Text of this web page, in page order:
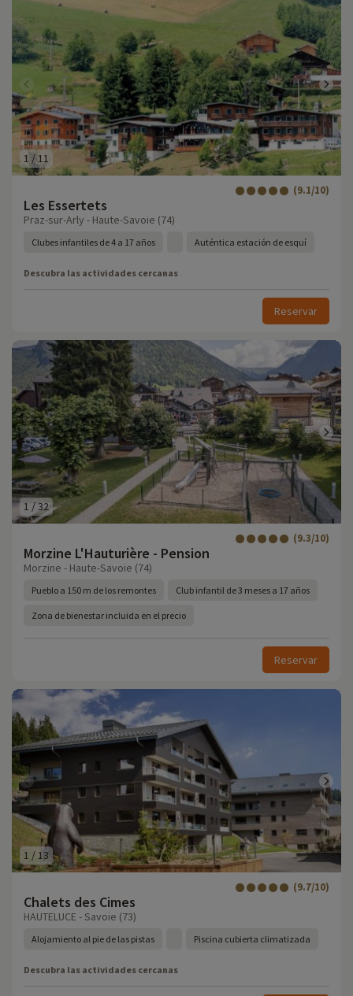
1/11
Les Essertets
(9.1/10)
Praz-sur-Arly - Haute-Savoie (74)
Clubes infantiles de 4 a 17 años Auténtica estación de esquí
Descubra las actividades cercanas
Reservar
1 /32
Morzine L'Hauturière - Pension
(9.3/10)
Morzine - Haute-Savoie (74)
Pueblo a 150 m de los remontes Club infantil de 3 meses a 17 años
Zona de bienestar incluida en el precio
Reservar
1 /13
Chalets des Cimes
(9.7/10)
HAUTELUCE - Savoie (73)
Alojamiento al pie de las pistas Piscina cubierta climatizada
Descubra las actividades cercanas